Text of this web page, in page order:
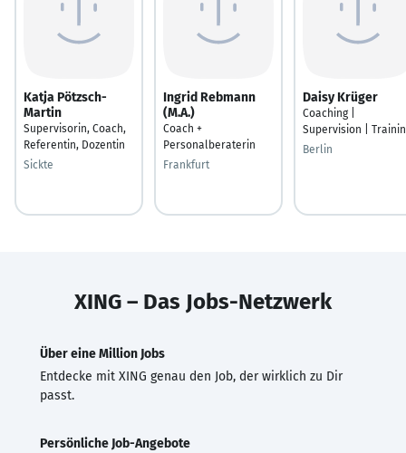
Katja Pötzsch-
Martin
Supervisorin, Coach,
Referentin, Dozentin
Sickte
Ingrid Rebmann
(M.A.)
Coach +
Personalberaterin
Frankfurt
Daisy Krüger
Coaching |
Supervision |
Berlin
XING – Das Jobs-Netzwerk
Über eine Million Jobs
Entdecke mit XING genau den Job, der wirklich zu Dir
passt.
Persönliche Job-Angebote